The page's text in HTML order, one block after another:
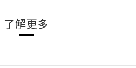
了解更多